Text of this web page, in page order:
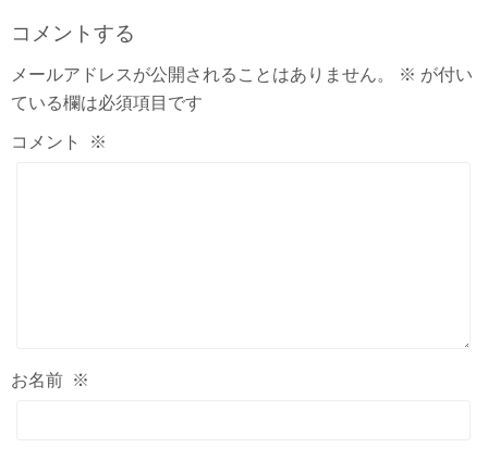
コメントする
メールアドレスが公開されることはありません。 ※ が付い
ている欄は必須項目です
コメント ※
お名前 ※